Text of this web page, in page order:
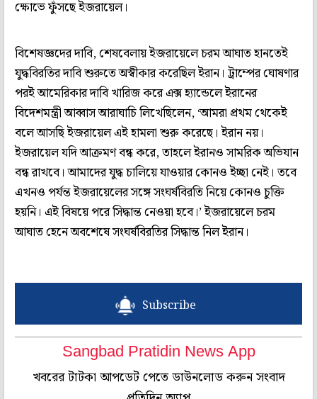
ক্ষোভে ফুঁসছে ইজরায়েল।
বিশেষজ্ঞদের দাবি, শেষবেলায় ইজরায়েলে চরম আঘাত হানতেই
যুদ্ধবিরতির দাবি শুরুতে অস্বীকার করেছিল ইরান। ট্রাম্পের ঘোষণার
পরই আমেরিকার দাবি খারিজ করে এক্স হ্যান্ডেলে ইরানের
বিদেশমন্ত্রী আব্বাস আরাঘাচি লিখেছিলেন, ‘আমরা প্রথম থেকেই
বলে আসছি ইজরায়েল এই হামলা শুরু করেছে। ইরান নয়।
ইজরায়েল যদি আক্রমণ বন্ধ করে, তাহলে ইরানও সামরিক অভিযান
বন্ধ রাখবে। আমাদের যুদ্ধ চালিয়ে যাওয়ার কোনও ইচ্ছা নেই। তবে
এখনও পর্যন্ত ইজরায়েলের সঙ্গে সংঘর্ষবিরতি নিয়ে কোনও চুক্তি
হয়নি। এই বিষয়ে পরে সিদ্ধান্ত নেওয়া হবে।’ ইজরায়েলে চরম
আঘাত হেনে অবশেষে সংঘর্ষবিরতির সিদ্ধান্ত নিল ইরান।
Subscribe
Sangbad Pratidin News App
খবরের টাটকা আপডেট পেতে ডাউনলোড করুন সংবাদ